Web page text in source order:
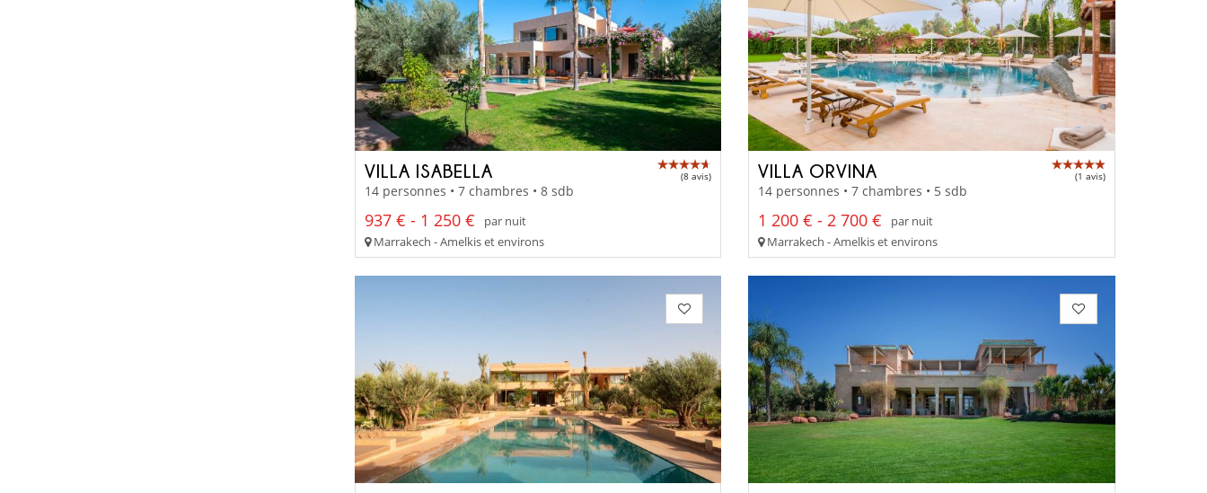
VILLA ISABELLA (8 avis)
14 personnes • 7 chambres • 8 sdb
937 € - 1 250 €
par nuit
Marrakech - Amelkis et environs
VILLA ORVINA (1 avis)
14 personnes • 7 chambres • 5 sdb
1 200 € - 2 700 €
par nuit
Marrakech - Amelkis et environs